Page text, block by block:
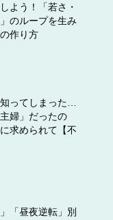
ぴったり。蓋の一
ードを出している
よう！「若さ・
のループを生み
作り方
ってしまった…
主婦」だったの
求められて【不
「昼夜逆転」別